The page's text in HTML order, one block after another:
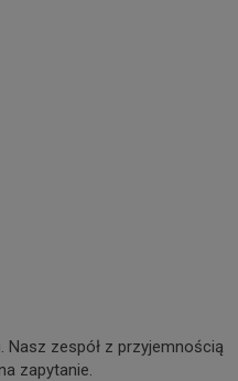
zespół z przyjemnością
zapytanie.